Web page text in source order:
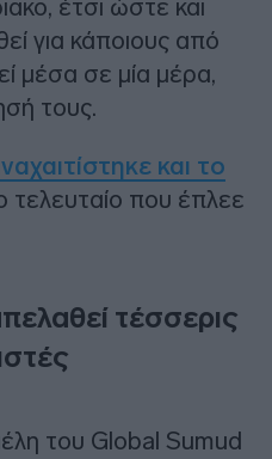
έτσι ώστε και
για κάποιους από
μέσα σε μία μέρα,
τους.
και το
τελευταίο που έπλεε
τέσσερις
του Global Sumud